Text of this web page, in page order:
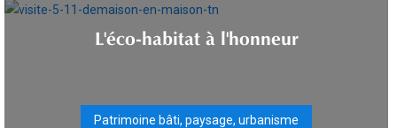
L'éco-habitat à l'honneur
Patrimoine bâti, paysage, urbanisme